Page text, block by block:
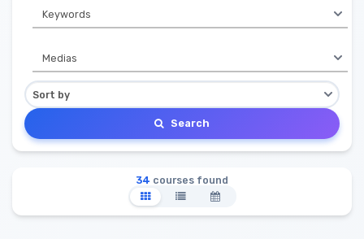
Search
34 courses found